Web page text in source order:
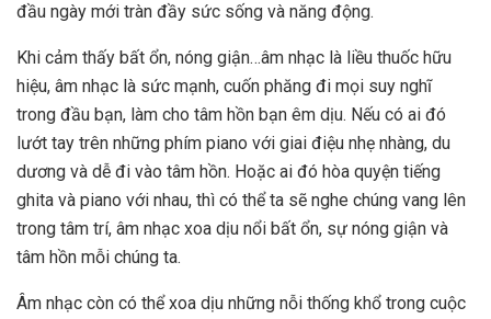
đầu ngày mới tràn đầy sức sống và năng động.
Khi cảm thấy bất ổn, nóng giận…âm nhạc là liều thuốc hữu
hiệu, âm nhạc là sức mạnh, cuốn phăng đi mọi suy nghĩ
trong đầu bạn, làm cho tâm hồn bạn êm dịu. Nếu có ai đó
lướt tay trên những phím piano với giai điệu nhẹ nhàng, du
dương và dễ đi vào tâm hồn. Hoặc ai đó hòa quyện tiếng
ghita và piano với nhau, thì có thể ta sẽ nghe chúng vang lên
trong tâm trí, âm nhạc xoa dịu nổi bất ổn, sự nóng giận và
tâm hồn mỗi chúng ta.
Âm nhạc còn có thể xoa dịu những nỗi thống khổ trong cuộc